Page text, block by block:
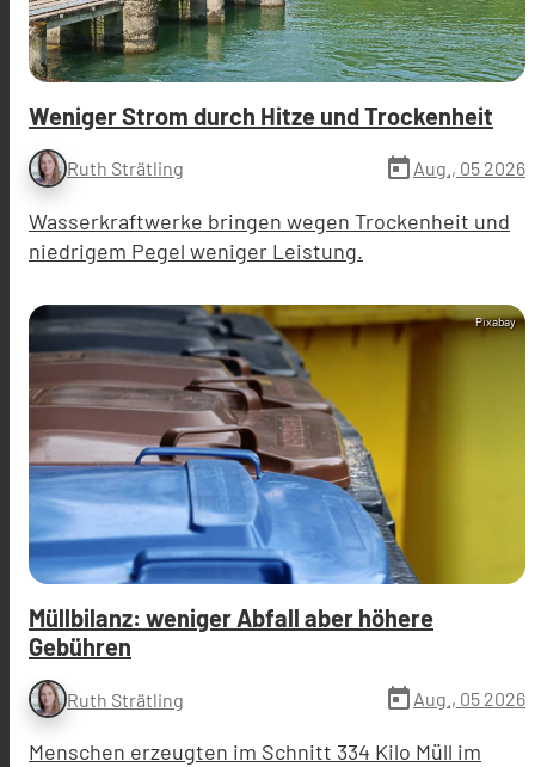
Weniger Strom durch Hitze und Trockenheit
Ruth Strätling today Aug., 05 2026
Wasserkraftwerke bringen wegen Trockenheit und
niedrigem Pegel weniger Leistung.
Pixabay
Müllbilanz: weniger Abfall aber höhere
Gebühren
Ruth Strätling today Aug., 05 2026
Menschen erzeugten im Schnitt 334 Kilo Müll im